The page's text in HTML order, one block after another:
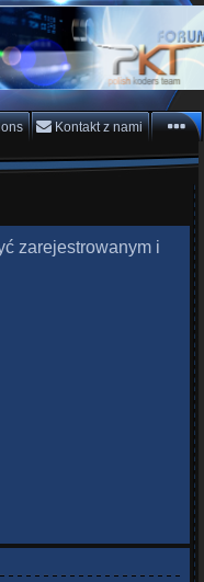
Kontakt z nami
zarejestrowanym i